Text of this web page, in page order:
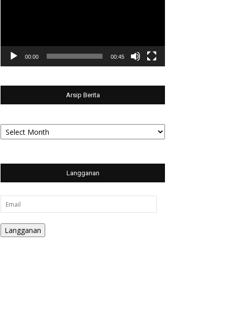
00:00 00:45
Arsip Berita
Arsip
Berita
Langganan
Email
Langganan